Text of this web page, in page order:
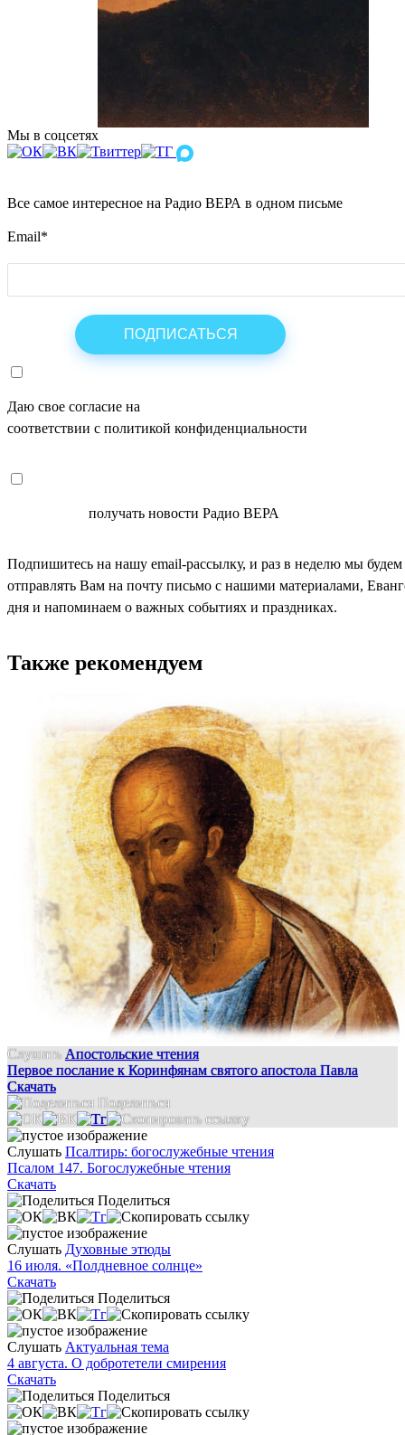
Мы в соцсетях
Все самое интересное на Радио ВЕРА в одном письме
Email*
Даю свое согласие на
соответствии с политикой конфиденциальности
получать новости Радио ВЕРА
Подпишитесь на нашу email-рассылку, и раз в неделю мы будем
отправлять Вам на почту письмо с нашими материалами,
дня и напоминаем о важных событиях и праздниках.
Также рекомендуем
Слушать Апостольские чтения
Первое послание к Коринфянам святого апостола Павла
Скачать
Поделиться
Слушать Псалтирь: богослужебные чтения
Псалом 147. Богослужебные чтения
Скачать
Поделиться
Слушать Духовные этюды
16 июля. «Полдневное солнце»
Скачать
Поделиться
Слушать Актуальная тема
4 августа. О добротетели смирения
Скачать
Поделиться